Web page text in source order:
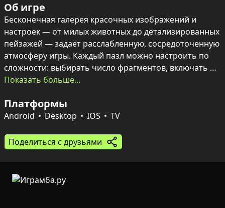
Об игре
Бесконечная галерея красочных изображений и
настроек — от милых животных до детализированных
пейзажей — задаёт расслабленную, сосредоточенную
атмосферу игры. Каждый пазл можно настроить по
сложности: выбирать число фрагментов, включать
вращение или собирать в реалистичном режиме,
Подсказки, показ примера и отображение сетки
собственных фото добавляет персональной окраски.
Соревновательный элемент приносит динамику:
достижения и внутренняя валюта Малахит
стимулируют прогресс. Интерфейс можно настроить
Показать больше...
Платформы
Android Desktop IOS TV
Поделиться с друзьями